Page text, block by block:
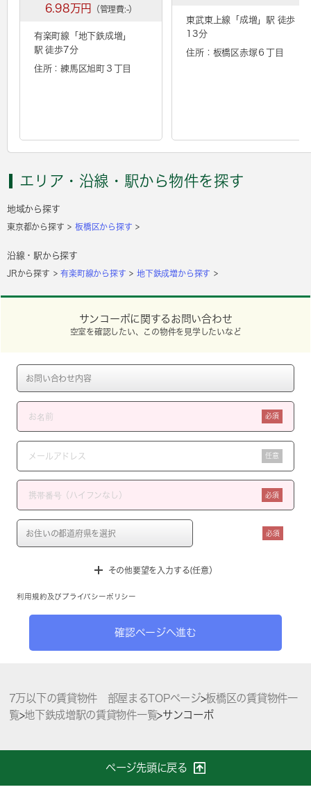
6.98万円 （管理費:-）
有楽町線「 地下鉄成増 」
駅 徒歩7分
住所：練馬区旭町３丁目
東武東上線「 成増 」駅 徒歩
13分
住所：板橋区赤塚６丁目
エリア・沿線・駅から物件を探す
地域から探す
東京都から探す 板橋区から探す
沿線・駅から探す
JRから探す 有楽町線から探す 地下鉄成増から探す
サンコーポに関するお問い合わせ
空室を確認したい、この物件を見学したいなど
必須
任意
必須
必須
その他要望を入力する(任意）
利用規約 及び プライバシーポリシー
確認ページへ進む
7万以下の賃貸物件 部屋まるTOPページ>板橋区の賃貸物件一
覧>地下鉄成増駅の賃貸物件一覧>サンコーポ
ページ先頭に戻る